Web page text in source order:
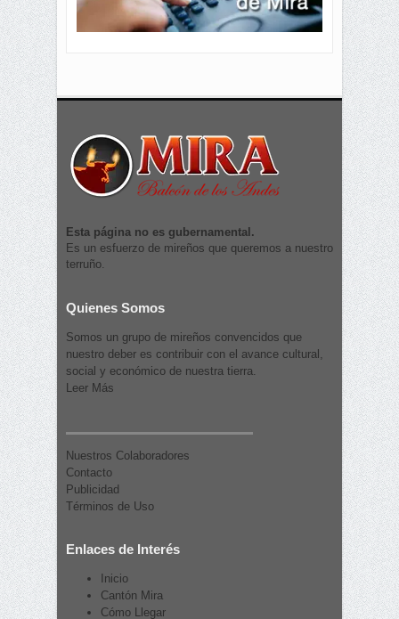
Esta página no es gubernamental.
Es un esfuerzo de mireños que queremos a nuestro
terruño.
Quienes Somos
Somos un grupo de mireños convencidos que
nuestro deber es contribuir con el avance cultural,
social y económico de nuestra tierra.
Leer Más
Nuestros Colaboradores
Contacto
Publicidad
Términos de Uso
Enlaces de Interés
Inicio
Cantón Mira
Cómo Llegar